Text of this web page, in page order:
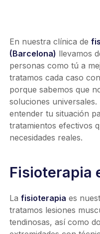
En nuestra clínica de
(Barcelona) llevamos
personas como tú a
tratamos cada caso
porque sabemos que
soluciones
entender tu situación
tratamientos efectivos
necesidades reales.
Fisioterapia
La fisioterapia es
tratamos lesiones
tendinosas, así como